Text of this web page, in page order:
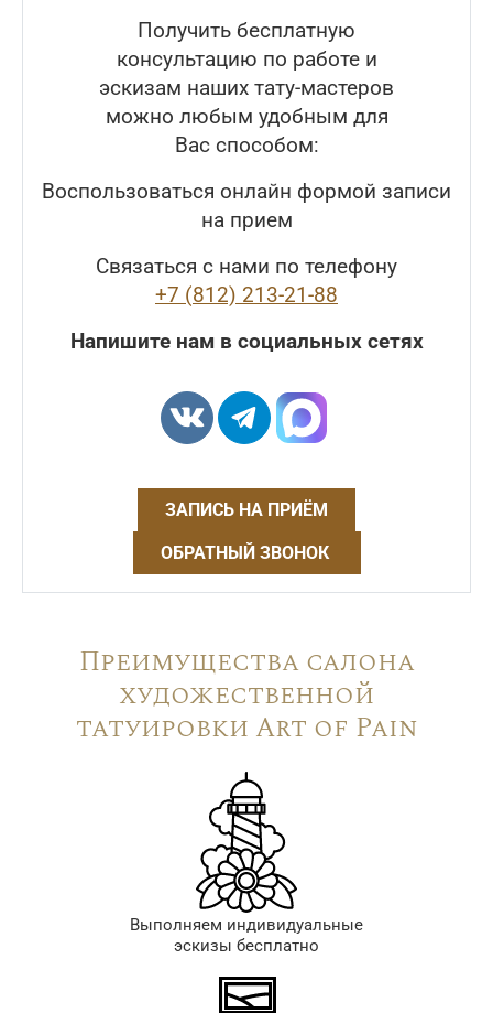
Получить бесплатную
консультацию по работе и
эскизам наших тату-мастеров
можно любым удобным для
Вас способом:
Воспользоваться онлайн формой записи
на прием
Связаться с нами по телефону
+7 (812) 213-21-88
Напишите нам в социальных сетях
ЗАПИСЬ НА ПРИЁМ
ОБРАТНЫЙ ЗВОНОК
Преимущества салона
художественной
татуировки Art of Pain
Выполняем индивидуальные
эскизы бесплатно